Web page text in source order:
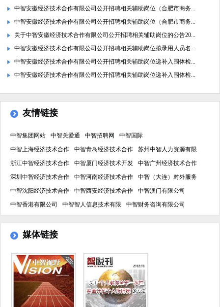
2021年4月马鞍山郑蒲港保税物流有限公司公开招聘 第二批次拟录用...
2021年4月马鞍山郑蒲港保税物流有限公司公开招聘 第一批次拟录...
合肥庐源电力工程有限公司2021年高校毕业生招聘公告
中智安徽经济技术合作有限公司公开招聘相关辅助岗位（合肥市商务...
中智安徽经济技术合作有限公司公开招聘相关辅助岗位（合肥市商务...
关于中智安徽经济技术合作有限公司公开招聘相关辅助岗位的公告20...
中智安徽经济技术合作有限公司公开招聘相关辅助岗位拟录用人员名...
中智安徽经济技术合作有限公司公开招聘相关辅助岗位递补入围体检...
中智安徽经济技术合作有限公司公开招聘相关辅助岗位递补入围体检...
友情链接
中智集团网站 中智关爱通 中智招聘网
中智国际
中智上海经济技术合作
中智青岛经济技术合作
苏州中智人力资源有限
浙江中智经济技术合作
中智厦门经济技术开发
中智广州经济技术合作
深圳中智经济技术合作
中智河南经济技术合作
中智（大连）对外服务
中智沈阳经济技术合作
中智西安经济技术合作
中智澳门有限公司
中智香港有限公司
中智智人信息技术有限
中智财务咨询有限公司
媒体链接